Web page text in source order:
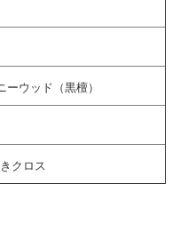
ウッド（黒檀）
クロス